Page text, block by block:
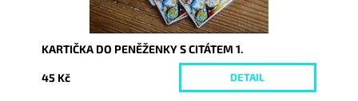
KARTIČKA DO PENĚŽENKY S CITÁTEM 1.
45 Kč DETAIL